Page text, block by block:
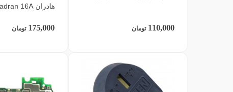
110,000 تومان
هادران Hadran 16A
175,000 تومان